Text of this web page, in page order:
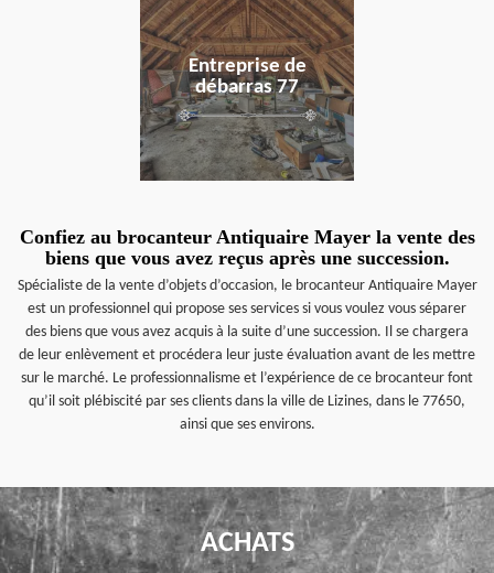
Entreprise de
débarras 77
en savoir plus
Confiez au brocanteur Antiquaire Mayer la vente des
biens que vous avez reçus après une succession.
Spécialiste de la vente d’objets d’occasion, le brocanteur Antiquaire Mayer
est un professionnel qui propose ses services si vous voulez vous séparer
des biens que vous avez acquis à la suite d’une succession. Il se chargera
de leur enlèvement et procédera leur juste évaluation avant de les mettre
sur le marché. Le professionnalisme et l’expérience de ce brocanteur font
qu’il soit plébiscité par ses clients dans la ville de Lizines, dans le 77650,
ainsi que ses environs.
ACHATS